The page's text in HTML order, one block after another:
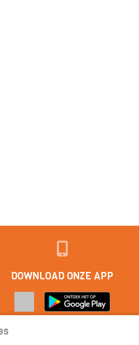
DOWNLOAD ONZE APP
| Privacyverklaring |